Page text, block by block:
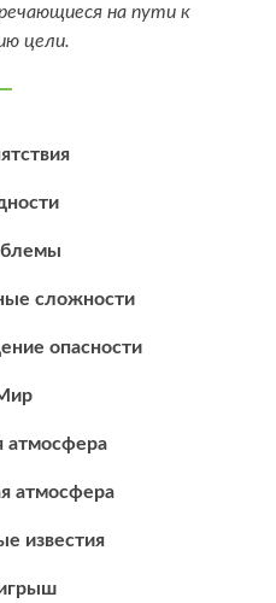
на пути к
цели.
сложности
опасности
атмосфера
атмосфера
известия